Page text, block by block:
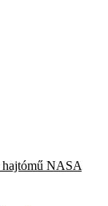
hajtómű NASA